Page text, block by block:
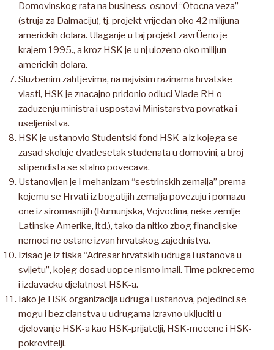
Domovinskog rata na business-osnovi “Otocna veza”
(struja za Dalmaciju), tj. projekt vrijedan oko 42 milijuna
americkih dolara. Ulaganje u taj projekt zavrÜeno je
krajem 1995., a kroz HSK je u nj ulozeno oko milijun
americkih dolara.
Sluzbenim zahtjevima, na najvisim razinama hrvatske
vlasti, HSK je znacajno pridonio odluci Vlade RH o
zaduzenju ministra i uspostavi Ministarstva povratka i
useljenistva.
HSK je ustanovio Studentski fond HSK-a iz kojega se
zasad skoluje dvadesetak studenata u domovini, a broj
stipendista se stalno povecava.
Ustanovljen je i mehanizam “sestrinskih zemalja” prema
kojemu se Hrvati iz bogatijih zemalja povezuju i pomazu
one iz siromasnijih (Rumunjska, Vojvodina, neke zemlje
Latinske Amerike, itd.), tako da nitko zbog financijske
nemoci ne ostane izvan hrvatskog zajednistva.
Izisao je iz tiska “Adresar hrvatskih udruga i ustanova u
svijetu”, kojeg dosad uopce nismo imali. Time pokrecemo
i izdavacku djelatnost HSK-a.
Iako je HSK organizacija udruga i ustanova, pojedinci se
mogu i bez clanstva u udrugama izravno ukljuciti u
djelovanje HSK-a kao HSK-prijatelji, HSK-mecene i HSK-
pokrovitelji.